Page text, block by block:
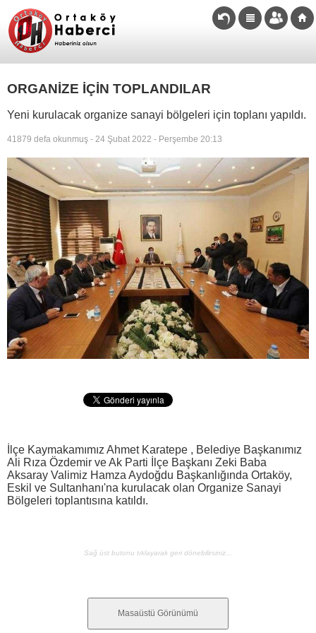
ORGANİZE İÇİN TOPLANDILAR
Yeni kurulacak organize sanayi bölgeleri için toplanı yapıldı.
41879 defa okunmuş - 24 Şubat 2022 - Perşembe 20:13
İlçe Kaymakamımız Ahmet Karatepe , Belediye Başkanımız
Ali Rıza Özdemir ve Ak Parti İlçe Başkanı Zeki Baba
Aksaray Valimiz Hamza Aydoğdu Başkanlığında Ortaköy,
Eskil ve Sultanhanı'na kurulacak olan Organize Sanayi
Bölgeleri toplantısına katıldı.
Sağ üst butonu tıklayarak geri dönebilirsiniz...